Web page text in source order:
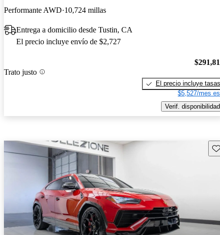
Performante AWD 10,724 millas
Entrega a domicilio desde Tustin, CA
El precio incluye envío de $2,727
Trato justo
El precio incluye tasas
$5,527/mes
Verif. disponibilidad